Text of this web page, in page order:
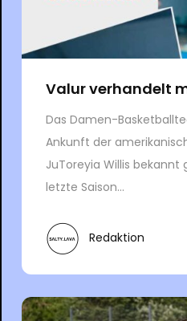
Valur verhandelt
Das Damen-
Ankunft der
JuToreyia Willis bekannt
letzte Saison...
Redaktion